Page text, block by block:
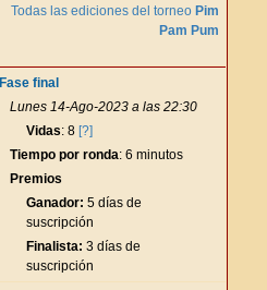
Todas las ediciones del torneo Pim
Pam Pum
Fase final
Lunes 14-Ago-2023 a las 22:30
Vidas: 8 [?]
Tiempo por ronda: 6 minutos
Premios
Ganador: 5 días de
suscripción
Finalista: 3 días de
suscripción